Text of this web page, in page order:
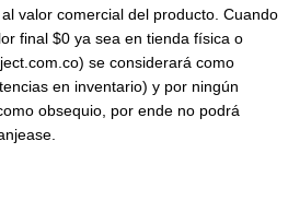
valor comercial del producto. Cuando
final $0 ya sea en tienda física o
se considerará como
en inventario) y por ningún
obsequio, por ende no podrá